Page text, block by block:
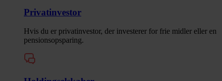
Privatinvestor
Hvis du er privatinvestor, der investerer for frie midler eller en
pensionsopsparing.